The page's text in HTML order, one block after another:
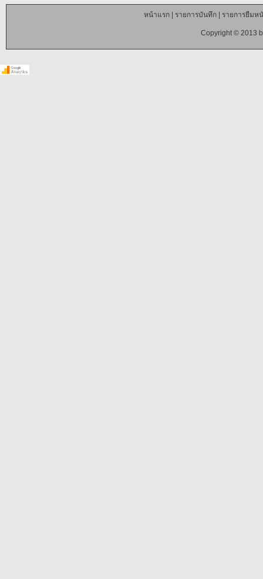
หน้าแรก| รายการบันทึก| รายการยืมห
Copyright © 2013